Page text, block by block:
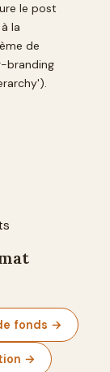
le post
la
de
branding
fonds →
→